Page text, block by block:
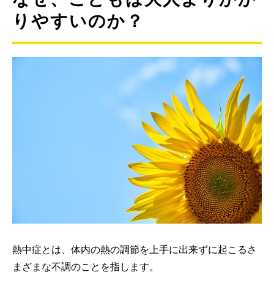
りやすいのか？
熱中症とは、体内の熱の調節を上手に出来ずに起こるさ
まざまな不調のことを指します。